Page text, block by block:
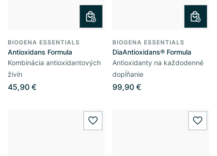
BIOGENA ESSENTIALS
Antioxidans Formula
Kombinácia antioxidantových
živín
45,90 €
BIOGENA ESSENTIALS
DiaAntioxidans® Formula
Antioxidanty na každodenné
dopĺňanie
99,90 €
wishlist.add